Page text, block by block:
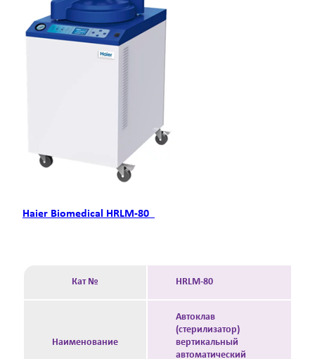
Haier Biomedical HRLM-80
Кат № HRLM-80
Наименование
Автоклав
(стерилизатор)
вертикальный
автоматический